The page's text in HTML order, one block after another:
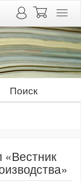
Поиск